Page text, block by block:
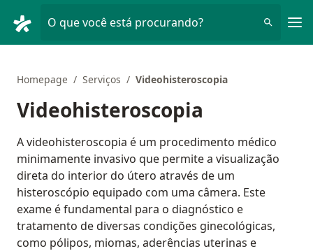
O que você está procurando?
Homepage Serviços Videohisteroscopia
Videohisteroscopia
A videohisteroscopia é um procedimento médico
minimamente invasivo que permite a visualização
direta do interior do útero através de um
histeroscópio equipado com uma câmera. Este
exame é fundamental para o diagnóstico e
tratamento de diversas condições ginecológicas,
como pólipos, miomas, aderências uterinas e